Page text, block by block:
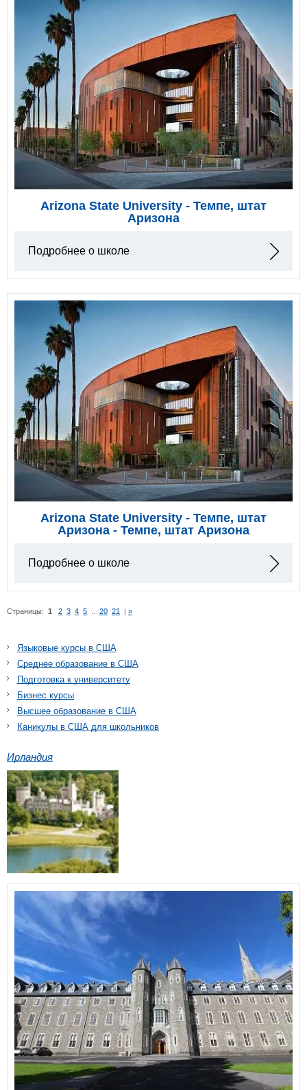
Arizona State University - Темпе, штат
Аризона
Подробнее о школе
Arizona State University - Темпе, штат
Аризона - Темпе, штат Аризона
Подробнее о школе
Страницы: 1 2 3 4 5 20 21 | »
Языковые курсы в США
Среднее образование в США
Подготовка к университету
Бизнес курсы
Высшее образование в США
Каникулы в США для школьников
Ирландия